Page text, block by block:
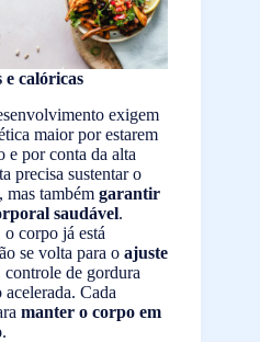
e calóricas
exigem
maior por estarem
e por conta da alta
precisa sustentar o
mas também garantir
saudável.
o corpo já está
se volta para o ajuste
controle de gordura
Cada
manter o corpo em
.